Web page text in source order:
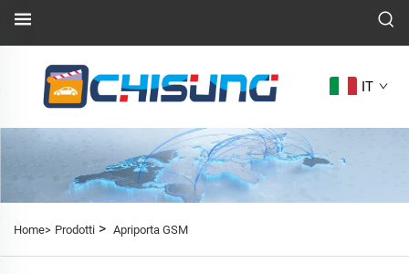
IT
Home> Prodotti > Apriporta GSM